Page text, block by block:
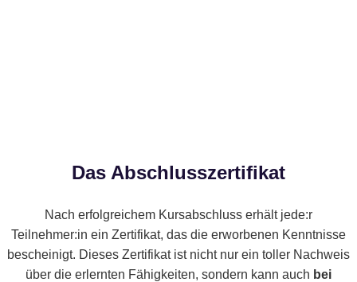
Das Abschlusszertifikat
Nach erfolgreichem Kursabschluss erhält jede:r
Teilnehmer:in ein Zertifikat, das die erworbenen Kenntnisse
bescheinigt. Dieses Zertifikat ist nicht nur ein toller Nachweis
über die erlernten Fähigkeiten, sondern kann auch bei